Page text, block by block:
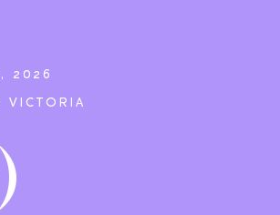
2026
VICTORIA